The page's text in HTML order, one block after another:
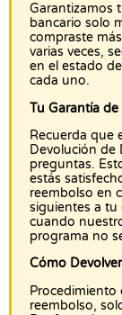
Garantizamos
bancario solo
compraste
varias veces,
en el estado
cada uno.
Tu Garantía
Recuerda que
Devolución de
preguntas.
estás
reembolso en
siguientes a tu
cuando
programa no
Cómo
Procedimiento
reembolso,